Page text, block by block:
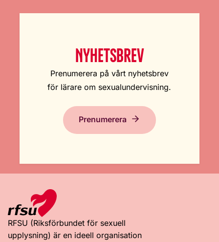
NYHETSBREV
Prenumerera på vårt nyhetsbrev
för lärare om sexualundervisning.
Prenumerera
RFSU (Riksförbundet för sexuell
upplysning) är en ideell organisation